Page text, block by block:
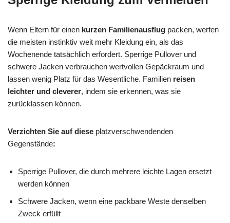
Wenn Eltern für einen kurzen Familienausflug packen, werfen
die meisten instinktiv weit mehr Kleidung ein, als das
Wochenende tatsächlich erfordert. Sperrige Pullover und
schwere Jacken verbrauchen wertvollen Gepäckraum und
lassen wenig Platz für das Wesentliche. Familien reisen
leichter und cleverer, indem sie erkennen, was sie
zurücklassen können.
Verzichten Sie auf diese platzverschwendenden
Gegenstände:
Sperrige Pullover, die durch mehrere leichte Lagen ersetzt
werden können
Schwere Jacken, wenn eine packbare Weste denselben
Zweck erfüllt